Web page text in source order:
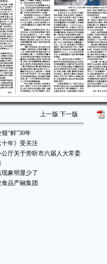
上一版 下一版
“鲜”30年
年》受关注
厅关于旁听市六届人大常委
象明显少了
品产融集团